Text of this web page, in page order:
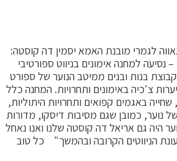
לגמרי מובנת האמא יסמין דה קוסטה:
" מחנה "סילבה" 2023 – נסיעה למחנה אימונים בניווט ספורטיבי
במשך 12 ימים קבוצת בנות ובנים ממיטב הנוער של ספורט
צ'כיה באימונים ותחרויות. המחנה כלל
שחייה באגמים קפואים ותחרויות היתוליות,
נוער, כמובן שגם מסיבות דיסקו, מדורות
היה גם אריאל דה קוסטה שלנו ואנו נאחל
הניווטים הקרובה ובהמשך" כל טוב